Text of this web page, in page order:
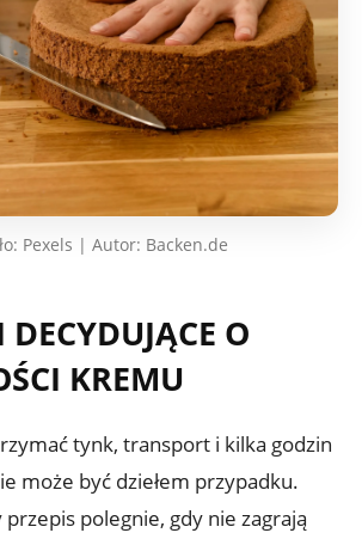
Pexels | Autor: Backen.de
O
KREMU
tynk, transport i kilka godzin
może być dziełem przypadku.
polegnie, gdy nie zagrają